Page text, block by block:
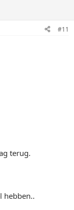
#11
terug.
hebben..